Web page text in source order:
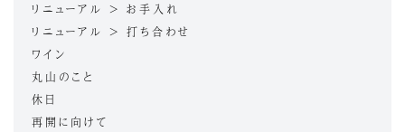
リニューアル > お手入れ
リニューアル > 打ち合わせ
ワイン
丸山のこと
休日
再開に向けて